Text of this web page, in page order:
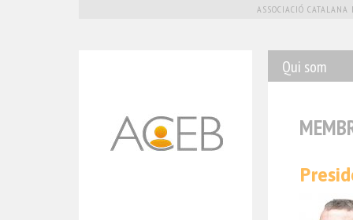
ASSOCIACIÓ
Qui som